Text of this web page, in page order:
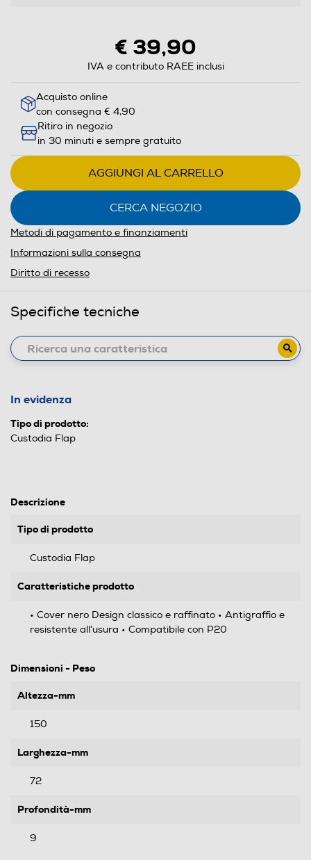
€ 39,90
IVA e contributo RAEE inclusi
Acquisto online
con consegna € 4,90
Ritiro in negozio
in 30 minuti e sempre gratuito
AGGIUNGI AL CARRELLO
CERCA NEGOZIO
Metodi di pagamento e finanziamenti
Informazioni sulla consegna
Diritto di recesso
Specifiche tecniche
In evidenza
Tipo di prodotto:
Custodia Flap
Descrizione
Tipo di prodotto
Custodia Flap
Caratteristiche prodotto
• Cover nero Design classico e raffinato • Antigraffio e
resistente all’usura • Compatibile con P20
Dimensioni - Peso
Altezza-mm
150
Larghezza-mm
72
Profondità-mm
9